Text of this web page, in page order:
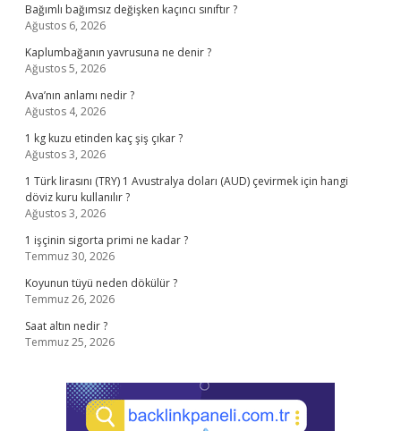
Bağımlı bağımsız değişken kaçıncı sınıftır ?
Ağustos 6, 2026
Kaplumbağanın yavrusuna ne denir ?
Ağustos 5, 2026
Ava’nın anlamı nedir ?
Ağustos 4, 2026
1 kg kuzu etinden kaç şiş çıkar ?
Ağustos 3, 2026
1 Türk lirasını (TRY) 1 Avustralya doları (AUD) çevirmek için hangi
döviz kuru kullanılır ?
Ağustos 3, 2026
1 işçinin sigorta primi ne kadar ?
Temmuz 30, 2026
Koyunun tüyü neden dökülür ?
Temmuz 26, 2026
Saat altın nedir ?
Temmuz 25, 2026